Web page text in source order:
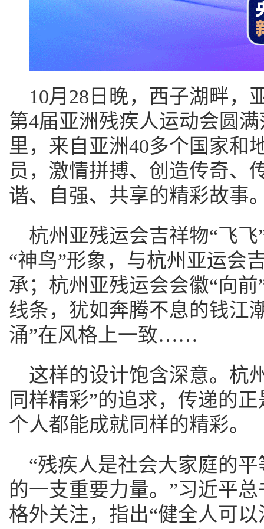
10月28日晚，西子湖畔，
第4届亚洲残疾人运动会圆
里，来自亚洲40多个国家和
员，激情拼搏、创造传奇、
谐、自强、共享的精彩故事
杭州亚残运会吉祥物“飞
“神鸟”形象，与杭州亚运会
承；杭州亚残运会会徽“向
线条，犹如奔腾不息的钱江
涌”在风格上一致……
这样的设计饱含深意。杭
同样精彩”的追求，传递的
个人都能成就同样的精彩。
“残疾人是社会大家庭的
的一支重要力量。”习近平
格外关注，指出“健全人可